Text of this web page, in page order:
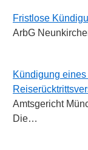
Fristlose
ArbG
Kündigung
Amtsgericht
Die…